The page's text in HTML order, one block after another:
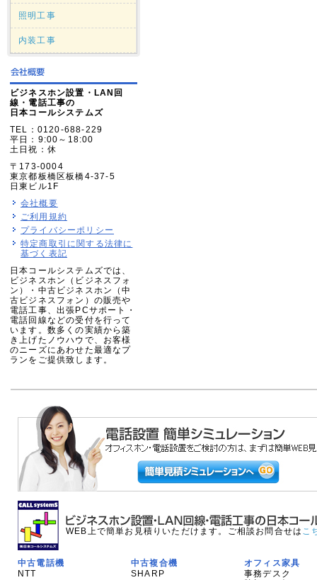
照明工事
内装工事
ビジネスホン設置・LAN回
線・電話工事の
日本コールシステムズ
TEL：0120-688-229
平日：9:00～18:00
土日祝：休
〒173-0004
東京都板橋区板橋4-37-5
日東ビル1F
会社概要
ご利用規約
プライバシーポリシー
特定商取引に関する法律に
基づく表記
日本コールシステムズでは、
ビジネスホン（ビジネスフォ
ン）・中古ビジネスホン（中
古ビジネスフォン）の販売や
電話工事、出張PCサポート・
電話回線などの受付を行って
います。数多くの実績から築
き上げたノウハウで、お客様
のニーズにあわせた最適なプ
ランをご提供致します。
WEB上で簡単お見積りいただけます。ご相談お問合せは こ
中古電話機
NTT
中古複合機
SHARP
オフィス家具
事務デスク